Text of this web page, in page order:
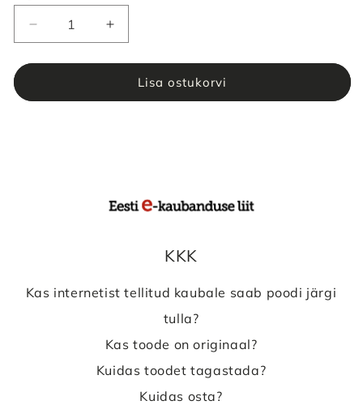
Lisa ostukorvi
KKK
Kas internetist tellitud kaubale saab poodi järgi
tulla?
Kas toode on originaal?
Kuidas toodet tagastada?
Kuidas osta?